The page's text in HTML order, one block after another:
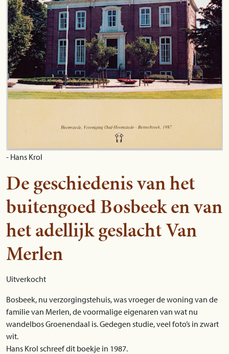
- Hans Krol
De geschiedenis van het
buitengoed Bosbeek en van
het adellijk geslacht Van
Merlen
Uitverkocht
Bosbeek, nu verzorgingstehuis, was vroeger de woning van de
familie van Merlen, de voormalige eigenaren van wat nu
wandelbos Groenendaal is. Gedegen studie, veel foto’s in zwart
wit.
Hans Krol schreef dit boekje in 1987.